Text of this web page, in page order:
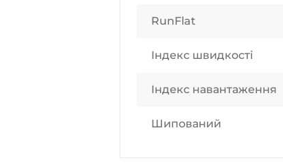
RunFlat
Індекс швидкості
Індекс навантаження
Шипований